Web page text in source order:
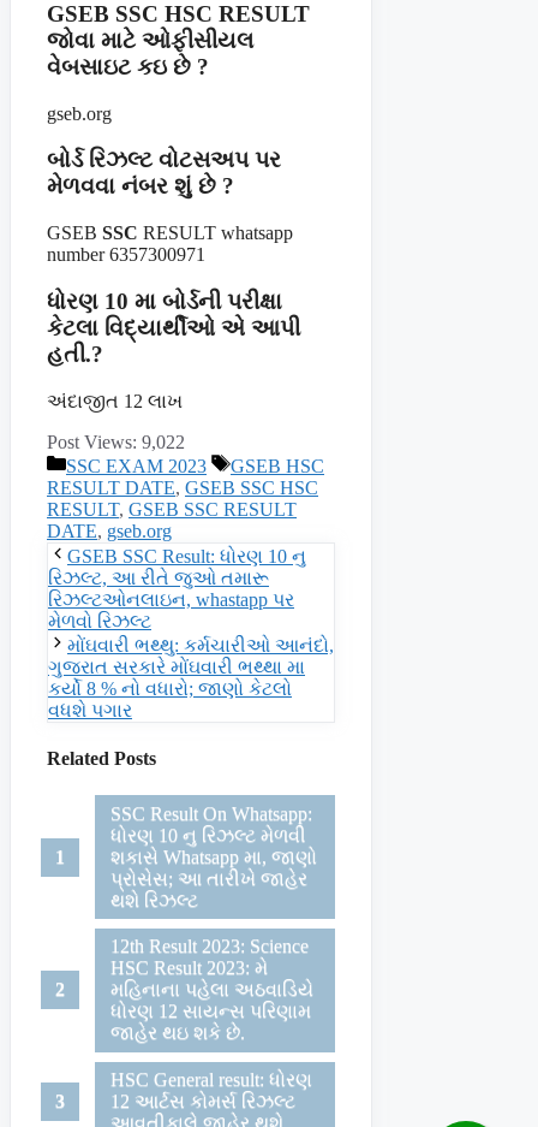
GSEB SSC HSC RESULT
જોવા માટે ઓફીસીયલ
વેબસાઇટ કઇ છે ?
gseb.org
બોર્ડ રિઝલ્ટ વોટસઅપ પર
મેળવવા નંબર શું છે ?
GSEB SSC RESULT whatsapp
number 6357300971
ધોરણ 10 મા બોર્ડની પરીક્ષા
કેટલા વિદ્યાર્થીઓ એ આપી
હતી.?
અંદાજીત 12 લાખ
Post Views: 9,022
Categories
SSC EXAM 2023 Tags
GSEB HSC
RESULT DATE, GSEB SSC HSC
RESULT, GSEB SSC RESULT
DATE, gseb.org
GSEB SSC Result: ધોરણ 10 નુ
રિઝલ્ટ, આ રીતે જુઓ તમારૂ
રિઝલ્ટઓનલાઇન, whastapp પર
મેળવો રિઝલ્ટ
મોંઘવારી ભથ્થુ: કર્મચારીઓ આનંદો,
ગુજરાત સરકારે મોંઘવારી ભથ્થા મા
કર્યો 8 % નો વધારો; જાણો કેટલો
વધશે પગાર
Related Posts
SSC Result On Whatsapp:
ધોરણ 10 નુ રિઝલ્ટ મેળવી
શકાસે Whatsapp મા, જાણો
પ્રોસેસ; આ તારીખે જાહેર
થશે રિઝલ્ટ
12th Result 2023: Science
HSC Result 2023: મે
મહિનાના પહેલા અઠવાડિયે
ધોરણ 12 સાયન્સ પરિણામ
જાહેર થઇ શકે છે.
HSC General result: ધોરણ
12 આર્ટસ કોમર્સ રિઝલ્ટ
આવતીકાલે જાહેર થશે